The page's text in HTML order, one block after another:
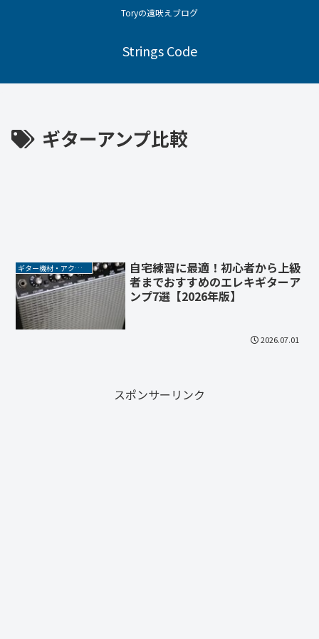
Toryの遠吠えブログ
Strings Code
ギターアンプ比較
ギター機材・アクセサリー
自宅練習に最適！初心者から上級
者までおすすめのエレキギターア
ンプ7選【2026年版】
2026.07.01
スポンサーリンク